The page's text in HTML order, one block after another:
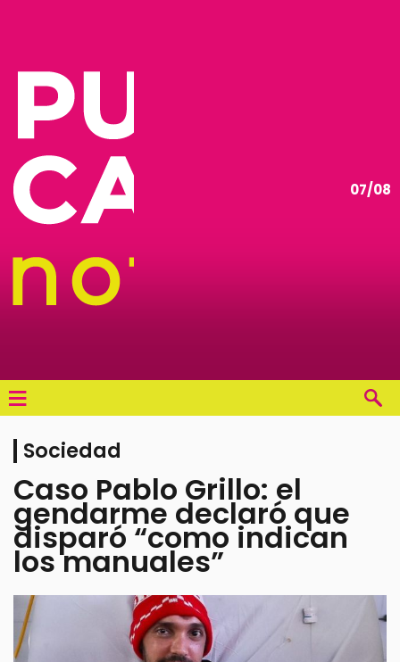
07/08
≡
Sociedad
Caso Pablo Grillo: el
gendarme declaró que
disparó “como indican
los manuales”